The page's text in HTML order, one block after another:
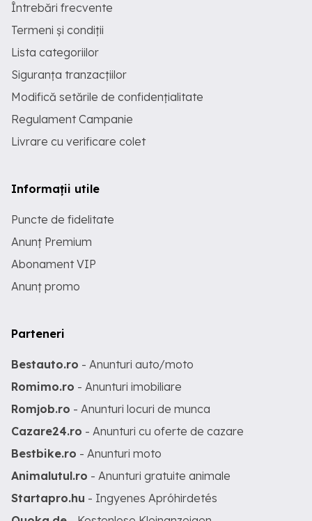
Întrebări frecvente
Termeni și condiții
Lista categoriilor
Siguranța tranzacțiilor
Modifică setările de confidențialitate
Regulament Campanie
Livrare cu verificare colet
Informații utile
Puncte de fidelitate
Anunț Premium
Abonament VIP
Anunț promo
Parteneri
Bestauto.ro - Anunturi auto/moto
Romimo.ro - Anunturi imobiliare
Romjob.ro - Anunturi locuri de munca
Cazare24.ro - Anunturi cu oferte de cazare
Bestbike.ro - Anunturi moto
Animalutul.ro - Anunturi gratuite animale
Startapro.hu - Ingyenes Apróhirdetés